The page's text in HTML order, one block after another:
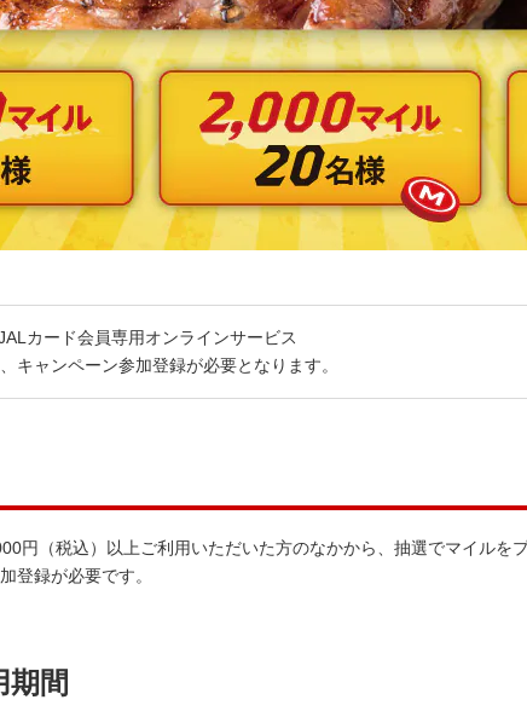
カード会員専用オンラインサービス
キャンペーン参加登録が必要となります。
円（税込）以上ご利用いただいた方のなかから、抽選でマイルをプ
登録が必要です。
期間